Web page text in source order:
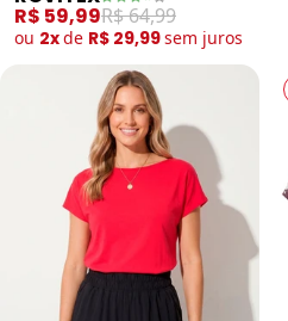
R$ 59,99R$ 64,99
ou 2xde R$ 29,99sem juros